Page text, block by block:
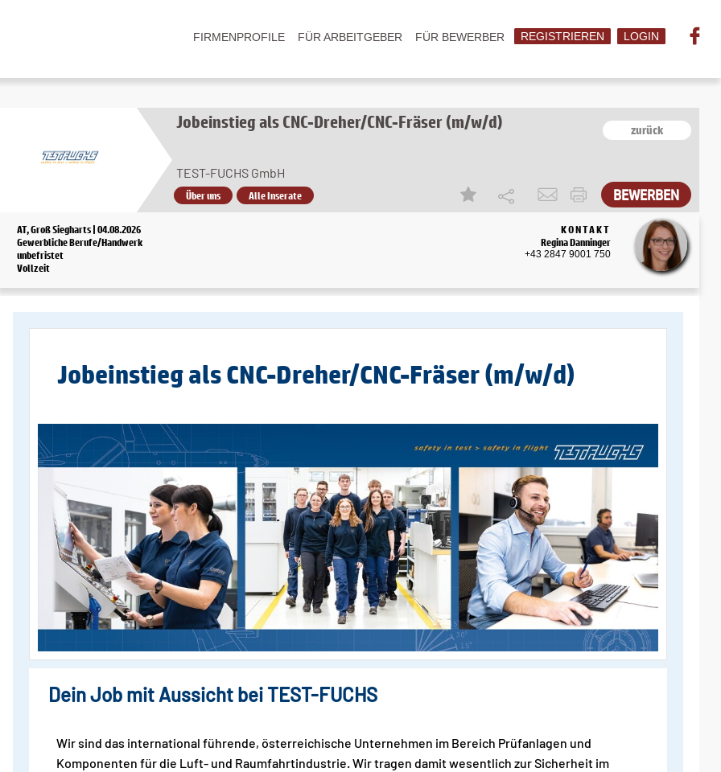
LOGIN
REGISTRIEREN
FÜR BEWERBER
FÜR ARBEITGEBER
FIRMENPROFILE
Jobeinstieg als CNC-Dreher/CNC-Fräser (m/w/d) zurück
TEST-FUCHS GmbH
Über uns Alle Inserate
AT, Groß Siegharts | 04.08.2026
Gewerbliche Berufe/Handwerk
unbefristet
Vollzeit
KONTAKT
Regina Danninger
+43 2847 9001 750
Jobeinstieg als CNC-Dreher/CNC-Fräser (m/w/d)
Dein Job mit Aussicht bei TEST-FUCHS
Wir sind das international führende, österreichische Unternehmen im Bereich Prüfanlagen und
Komponenten für die Luft- und Raumfahrtindustrie. Wir tragen damit wesentlich zur Sicherheit im